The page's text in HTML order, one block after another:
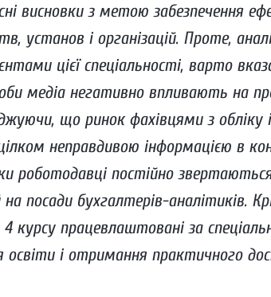
висновки з метою забезпечення
установ і організацій. Проте,
цієї спеціальності, варто
медіа негативно впливають на
що ринок фахівцями з обліку
неправдивою інформацією в
роботодавці постійно
на посади бухгалтерів-аналітиків.
курсу працевлаштовані за
і отримання практичного